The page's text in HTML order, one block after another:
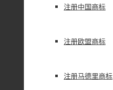
注册中国商标
注册欧盟商标
注册马德里商标